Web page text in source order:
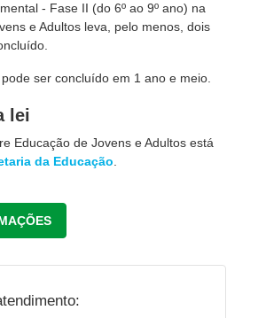
- Fase II (do 6º ao 9º ano) na
e Adultos leva, pelo menos, dois
ser concluído em 1 ano e meio.
lei
Educação de Jovens e Adultos está
da Educação